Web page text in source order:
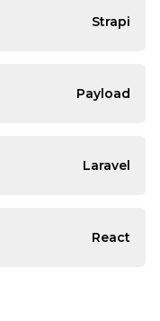
Strapi
Payload
Laravel
React